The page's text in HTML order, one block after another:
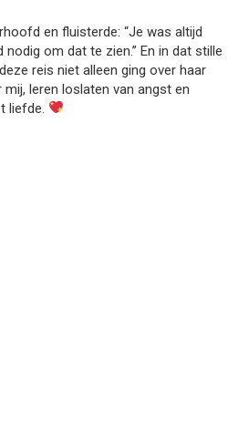
en fluisterde: “Je was altijd
om dat te zien.” En in dat stille
reis niet alleen ging over haar
leren loslaten van angst en
liefde.